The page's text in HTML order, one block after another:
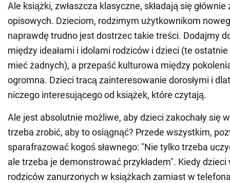
Ale książki, zwłaszcza klasyczne, składają się
opisowych. Dzieciom, rodzimym użytkownikom
naprawdę trudno jest dostrzec takie treści. Dodajmy
między ideałami i idolami rodziców i dzieci (te
mieć żadnych), a przepaść kulturowa między
ogromna. Dzieci tracą zainteresowanie dorosłymi i
niczego interesującego od książek, które czytają.
Ale jest absolutnie możliwe, aby dzieci zakochały się
trzeba zrobić, aby to osiągnąć? Przede wszystkim,
sparafrazować kogoś sławnego: "Nie tylko trzeba
ale trzeba je demonstrować przykładem". Kiedy
rodziców zanurzonych w książkach zamiast w